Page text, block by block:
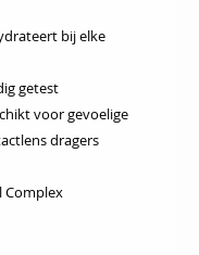
bij elke
getest
voor gevoelige
dragers
Complex